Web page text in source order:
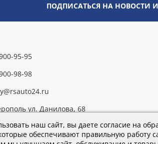
ПОДПИСАТЬСЯ НА НОВОСТИ
95-95
98-98
ул. Данилова, 68
наш сайт, вы даете согласие на
обеспечивают правильную работу